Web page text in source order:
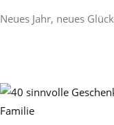
Neues Jahr, neues
Familie